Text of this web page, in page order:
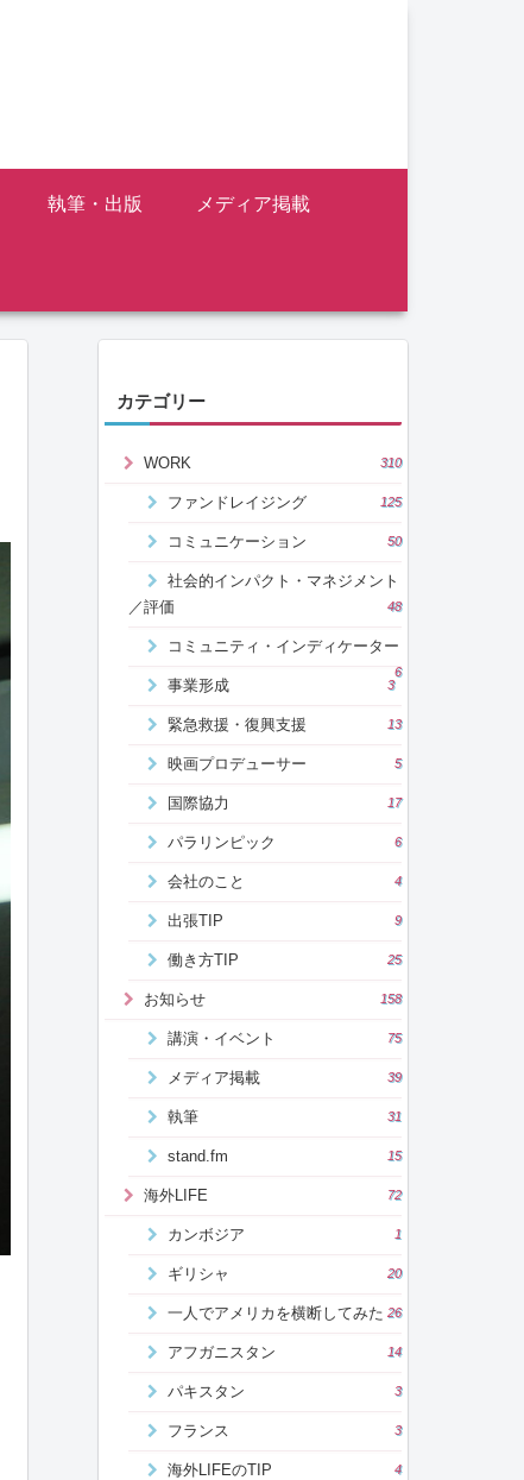
執筆・出版 メディア掲載
カテゴリー
WORK 310
ファンドレイジング 125
コミュニケーション 50
社会的インパクト・マネジメント
／評価
48
コミュニティ・インディケーター
6
事業形成 3
緊急救援・復興支援 13
映画プロデューサー 5
国際協力 17
パラリンピック 6
会社のこと 4
出張TIP 9
働き方TIP 25
お知らせ 158
講演・イベント 75
メディア掲載 39
執筆 31
stand.fm 15
海外LIFE 72
カンボジア 1
ギリシャ 20
一人でアメリカを横断してみた 26
アフガニスタン 14
パキスタン 3
フランス 3
海外LIFEのTIP 4